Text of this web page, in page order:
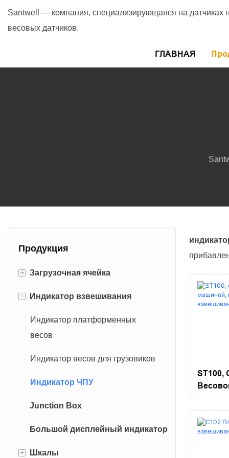
Santwell — компания, специализирующаяся на датчиках
весовых датчиков.
ГЛАВНАЯ
Продукция
+ Загрузочная ячейка
Ячейка с двойным окон
Железнодорожный тензодатчик
ячейка
- Индикатор взвешивания
Индикатор платформенных
весов
Индикатор весов для грузовиков
Индикатор ЧПУ
Junction Box
Большой дисплейный индикатор
+ Шкалы
ST100,